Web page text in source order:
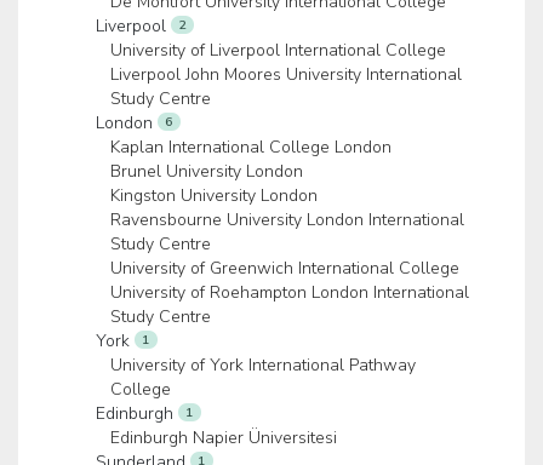
Liverpool
2
University of Liverpool International College
Liverpool John Moores University International
Study Centre
London
6
Kaplan International College London
Brunel University London
Kingston University London
Ravensbourne University London International
Study Centre
University of Greenwich International College
University of Roehampton London International
Study Centre
York
1
University of York International Pathway
College
Edinburgh
1
Edinburgh Napier Üniversitesi
1